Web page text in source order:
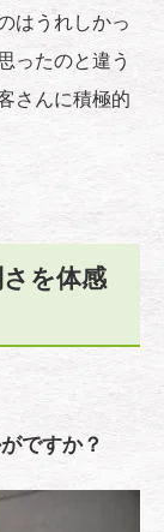
はうれしかっ
ったのと違う
さんに積極的
を体感
ですか？